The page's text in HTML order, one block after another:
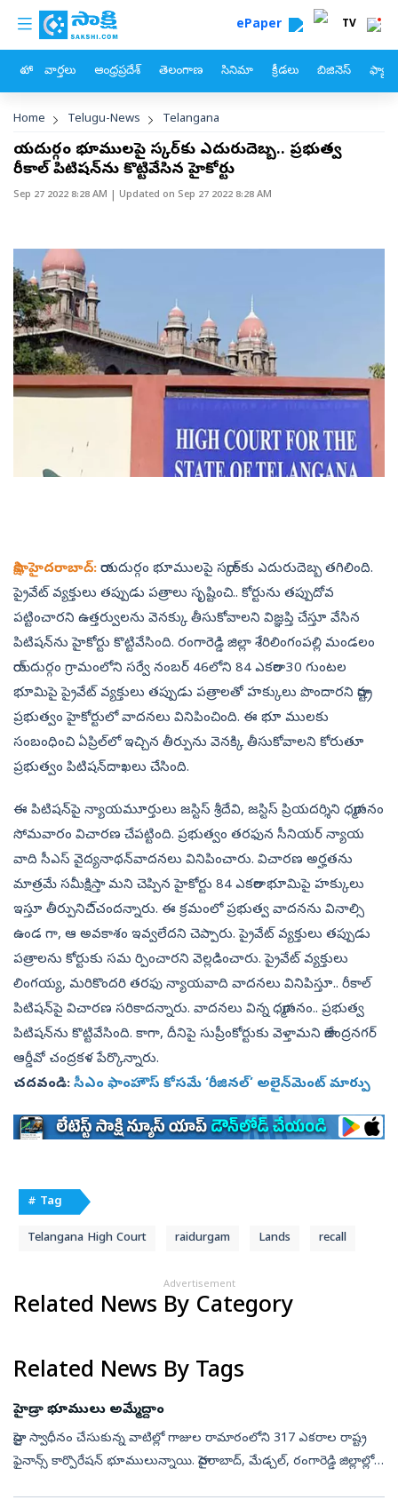
Skip to main content
custom menu ePaper TV
హోం వార్తలు ఆంధ్రప్రదేశ్ తెలంగాణ సినిమా క్రీడలు బిజినెస్
Breadcrumb
Home Telugu-News Telangana
రాయదుర్గం భూములపై సర్కార్‌కు ఎదురుదెబ్బ.. ప్రభుత్వ
రీకాల్‌ పిటిషన్‌ను కొట్టివేసిన హైకోర్టు
Sep 27 2022 8:28 AM | Updated on Sep 27 2022 8:28 AM
సాక్షి, హైదరాబాద్‌: రాయదుర్గం భూములపై సర్కార్‌కు ఎదురుదెబ్బ తగిలింది.
ప్రైవేట్‌ వ్యక్తులు తప్పుడు పత్రాలు సృష్టించి.. కోర్టును తప్పుదోవ
పట్టించారని ఉత్తర్వులను వెనక్కు తీసుకోవాలని విజ్ఞప్తి చేస్తూ వేసిన
పిటిషన్‌ను హైకోర్టు కొట్టివేసింది. రంగారెడ్డి జిల్లా శేరిలింగంపల్లి మండలం
రాయ్‌దుర్గం గ్రామంలోని సర్వే నంబర్‌ 46లోని 84 ఎకరాల 30 గుంటల
భూమిపై ప్రైవేట్‌ వ్యక్తులు తప్పుడు పత్రాలతో హక్కులు పొందారని రాష్ట్ర
ప్రభుత్వం హైకోర్టులో వాదనలు వినిపించింది. ఈ భూ ములకు
సంబంధించి ఏప్రిల్‌లో ఇచ్చిన తీర్పును వెనక్కి తీసుకోవాలని కోరుతూ
ప్రభుత్వం పిటిషన్‌దాఖలు చేసింది.
ఈ పిటిషన్‌పై న్యాయమూర్తులు జస్టిస్‌ శ్రీదేవి, జస్టిస్‌ ప్రియదర్శిని ధర్మాసనం
సోమవారం విచారణ చేపట్టింది. ప్రభుత్వం తరఫున సీనియర్‌ న్యాయ
వాది సీఎస్‌ వైద్యనాథన్‌వాదనలు వినిపించారు. విచారణ అర్హతను
మాత్రమే సమీక్షిస్తా మని చెప్పిన హైకోర్టు 84 ఎకరాల భూమిపై హక్కులు
ఇస్తూ తీర్పునిచి్చందన్నారు. ఈ క్రమంలో ప్రభుత్వ వాదనను వినాల్సి
ఉండ గా, ఆ అవకాశం ఇవ్వలేదని చెప్పారు. ప్రైవేట్‌ వ్యక్తులు తప్పుడు
పత్రాలను కోర్టుకు సమ ర్పించారని వెల్లడించారు. ప్రైవేట్‌ వ్యక్తులు
లింగయ్య, మరికొందరి తరఫు న్యాయవాది వాదనలు వినిపిస్తూ.. రీకాల్‌
పిటిషన్‌పై విచారణ సరికాదన్నారు. వాదనలు విన్న ధర్మాసనం.. ప్రభుత్వ
పిటిషన్‌ను కొట్టివేసింది. కాగా, దీనిపై సుప్రీంకోర్టుకు వెళ్తామని రాజేంద్రనగర్‌
ఆర్డీవో చంద్రకళ పేర్కొన్నారు.
చదవండి: సీఎం ఫాంహౌస్‌ కోసమే ‘రీజినల్‌’ అలైన్‌మెంట్‌ మార్పు
# Tag
Telangana High Court raidurgam Lands recall
Advertisement
Related News By Category
Related News By Tags
హైడ్రా భూములు అమ్మేద్దాం
హైడ్రా స్వాధీనం చేసుకున్న వాటిల్లో గాజుల రామారంలోని 317 ఎకరాల రాష్ట్ర
ఫైనాన్స్‌ కార్పొరేషన్‌ భూములున్నాయి. హైదరాబాద్, మేడ్చల్, రంగారెడ్డి జిల్లాల్లో